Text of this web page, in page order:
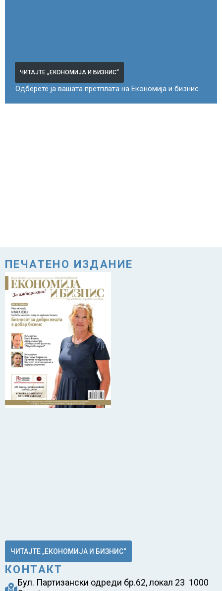
ЧИТАЈТЕ „ЕКОНОМИЈА И БИЗНИС“
Одберете ја вашата претплата на Економија и бизнис
ПЕЧАТЕНО ИЗДАНИЕ
ЧИТАЈТЕ „ЕКОНОМИЈА И БИЗНИС“
КОНТАКТ
Бул. Партизански одреди бр.62, локал 23 1000